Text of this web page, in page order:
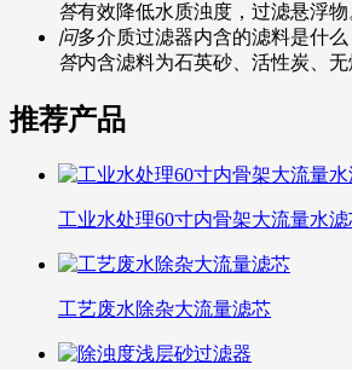
答有效降低水质浊度，过滤悬浮物
问多介质过滤器内含的滤料是什么
答内含滤料为石英砂、活性炭、无
推荐产品
工业水处理60寸内骨架大流量水滤
工艺废水除杂大流量滤芯